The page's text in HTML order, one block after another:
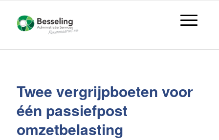
Twee vergrijpboeten voor
één passiefpost
omzetbelasting